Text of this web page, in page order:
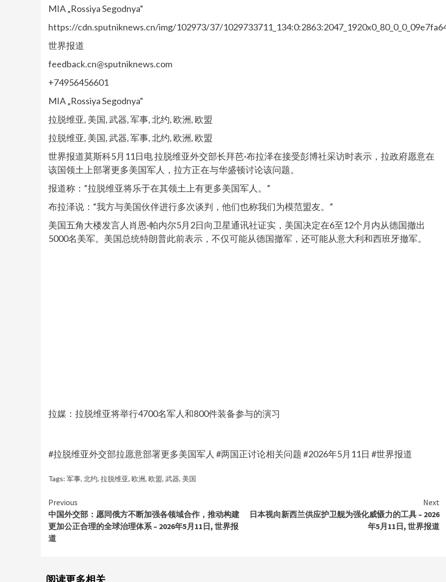
MIA „Rossiya Segodnya“
https://cdn.sputniknews.cn/img/102973/37/
世界报道
feedback.cn@sputniknews.com
+74956456601
MIA „Rossiya Segodnya“
拉脱维亚, 美国, 武器, 军事, 北约, 欧洲, 欧盟
拉脱维亚, 美国, 武器, 军事, 北约, 欧洲, 欧盟
世界报道莫斯科5月11日电 拉脱维亚外交部长拜芭·布拉泽在接受彭博社采访时表示，拉政府愿意在
该国领土上部署更多美国军人，拉方正在与华盛顿讨论该问题。
报道称：“拉脱维亚将乐于在其领土上有更多美国军人。”
布拉泽说：“我方与美国伙伴进行多次谈判，他们也称我们为模范盟友。”
美国五角大楼发言人肖恩·帕内尔5月2日向卫星通讯社证实，美国决定在6至12个月内从德国撤出
5000名美军。美国总统特朗普此前表示，不仅可能从德国撤军，还可能从意大利和西班牙撤军。
拉媒：拉脱维亚将举行4700名军人和800件装备参与的演习
#拉脱维亚外交部拉愿意部署更多美国军人 #两国正讨论相关问题 #2026年5月11日 #世界报道
Tags: 军事, 北约, 拉脱维亚, 欧洲, 欧盟, 武器, 美国
Continue
Reading
Previous
中国外交部：愿同俄方不断加强各领域合作，推动构建
更加公正合理的全球治理体系 – 2026年5月11日, 世界报
道
Next
日本视向新西兰供应护卫舰为强化威慑力的工具 – 2026
年5月11日, 世界报道
阅读更多相关